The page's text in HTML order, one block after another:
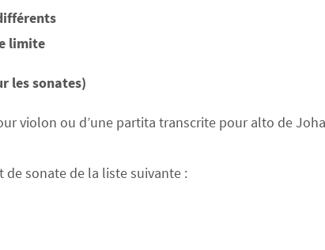
limite
les sonates)
violon ou d’une partita transcrite pour alto de
sonate de la liste suivante :